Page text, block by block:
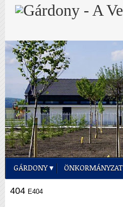
GÁRDONY ÖNKORMÁNYZAT
404 E404